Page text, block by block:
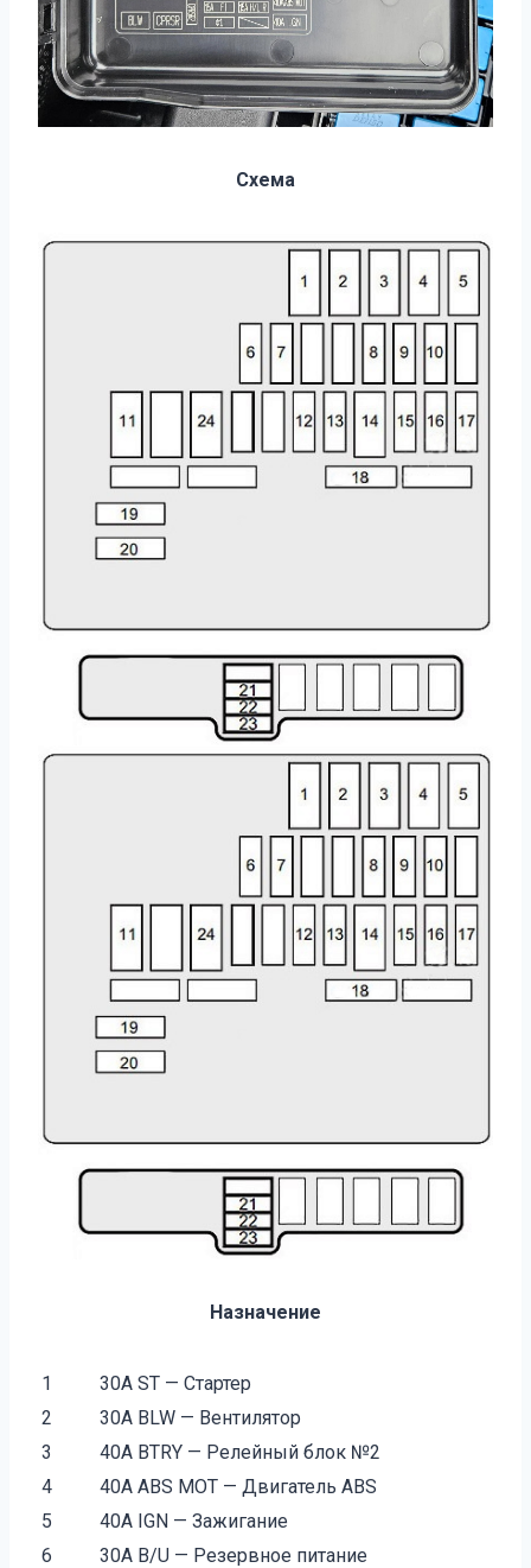
Схема
Назначение
1
30A ST — Стартер
2
30A BLW — Вентилятор
3
40A BTRY — Релейный блок №2
4
40A ABS MOT — Двигатель ABS
5
40A IGN — Зажигание
6
30A B/U — Резервное питание